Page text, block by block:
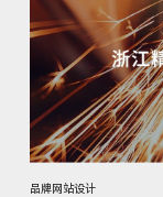
品牌网站设计